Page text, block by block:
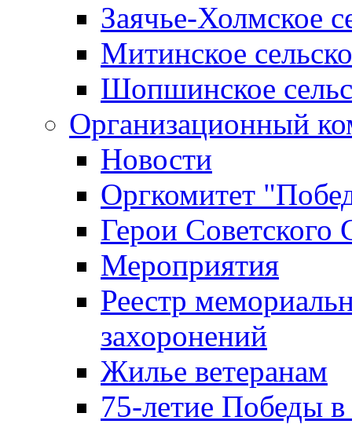
Заячье-Холмское
Митинское
Шопшинское
Организационный
Новости
Оргкомитет
Герои Советского
Мероприятия
Реестр
захоронений
Жилье ветеранам
75-летие Победы